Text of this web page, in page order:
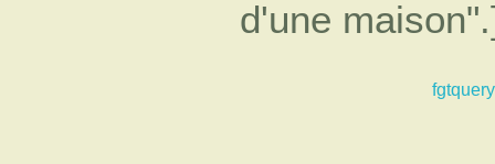
d'une